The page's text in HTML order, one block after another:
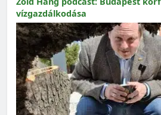
vízgazdálkodása